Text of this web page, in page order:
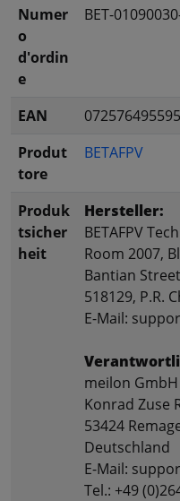
Numer
o
d'ordin
e
BET-
EAN
Produt
tore
BETAFPV
Produk
tsicher
heit
Hersteller:
BETAFPV
Room 2007,
Bantian
518129, P.R.
E-Mail:
meilon GmbH
Konrad Zuse
53424
Deutschland
E-Mail:
Tel.: +49